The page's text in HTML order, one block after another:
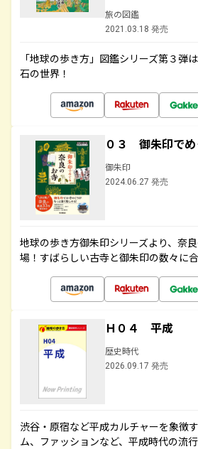
旅の図鑑
2021.03.18 発売
「地球の歩き方」図鑑シリーズ第３弾
石の世界！
０３ 御朱印でめ
御朱印
2024.06.27 発売
地球の歩き方御朱印シリーズより、奈
場！すばらしい古寺と御朱印の数々に
Ｈ０４ 平成
歴史時代
2026.09.17 発売
渋谷・原宿など平成カルチャーを象徴
ム、ファッションなど、平成時代の流